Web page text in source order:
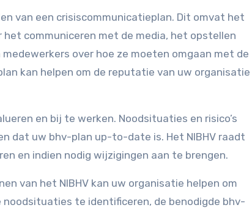
van een crisiscommunicatieplan. Dit omvat het
communiceren met de media, het opstellen
over hoe ze moeten omgaan met de
kan helpen om de reputatie van uw organisatie
en bij te werken. Noodsituaties en risico’s
dat uw bhv-plan up-to-date is. Het NIBHV raadt
en indien nodig wijzigingen aan te brengen.
van het NIBHV kan uw organisatie helpen om
te identificeren, de benodigde bhv-